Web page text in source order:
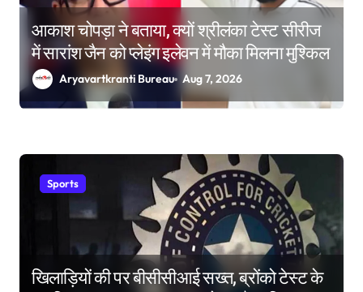
आकाश चोपड़ा ने बताया, क्यों श्रीलंका टेस्ट सीरीज
में सारांश जैन को प्लेइंग इलेवन में मौका मिलना मुश्किल
Aryavartkranti Bureau Aug 7, 2026
Sports
खिलाड़ियों की पर बीसीसीआई सख्त, ब्रोंको टेस्ट के